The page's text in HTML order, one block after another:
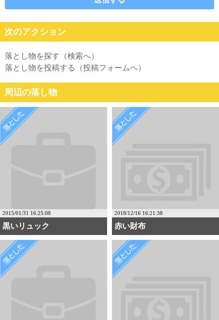
次のアクション
落とし物を探す（検索へ）
落とし物を投稿する（投稿フォームへ）
周辺の落し物
2015/01/31 16:25:08
黒いリュック
2018/12/16 16:21:38
赤い財布